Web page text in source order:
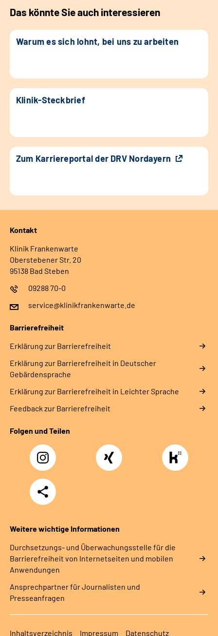
Das könnte Sie auch interessieren
Warum es sich lohnt, bei uns zu arbeiten
Klinik-Steckbrief
Zum Karriereportal der DRV Nordayern
Kontakt
Klinik Frankenwarte
Oberstebener Str. 20
95138 Bad Steben
09288 70-0
service@klinikfrankenwarte.de
Barrierefreiheit
Erklärung zur Barrierefreiheit
Erklärung zur Barrierefreiheit in Deutscher
Gebärdensprache
Erklärung zur Barrierefreiheit in Leichter Sprache
Feedback zur Barrierefreiheit
Folgen und Teilen
Instagram Xing
https://
rentenversicherung-
nordbayern6
Teilen
Weitere wichtige Informationen
Durchsetzungs- und Überwachungsstelle für die
Barrierefreiheit von Internetseiten und mobilen
Anwendungen
Ansprechpartner für Journalisten und
Presseanfragen
Inhaltsverzeichnis Impressum Datenschutz